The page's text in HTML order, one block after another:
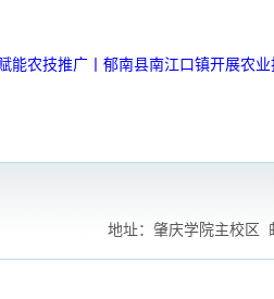
能农技推广丨郁南县南江口镇开展农
地址：肇庆学院主校区